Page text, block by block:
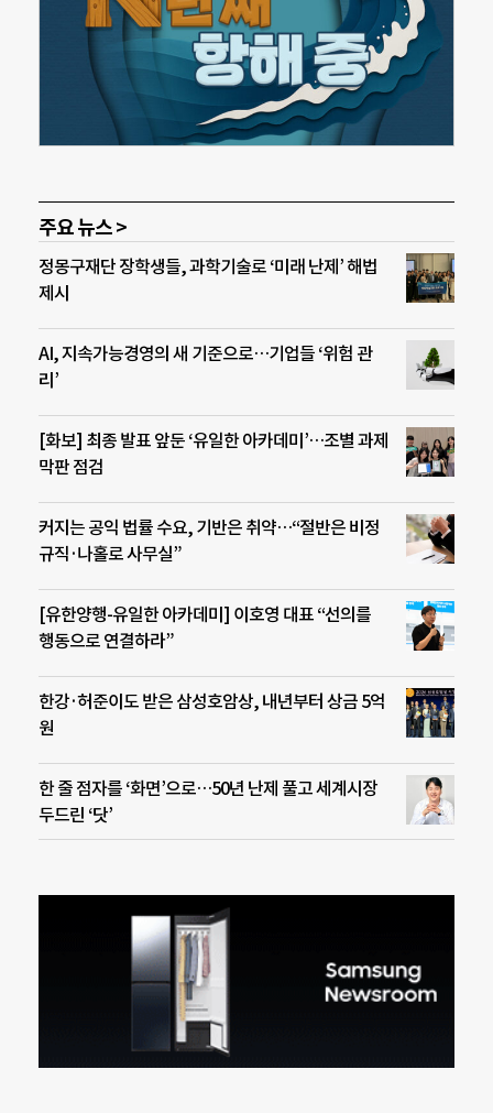
주요 뉴스 >
정몽구재단 장학생들, 과학기술로 ‘미래 난제’ 해법
제시
AI, 지속가능경영의 새 기준으로…기업들 ‘위험 관
리’
[화보] 최종 발표 앞둔 ‘유일한 아카데미’…조별 과제
막판 점검
커지는 공익 법률 수요, 기반은 취약…“절반은 비정
규직·나홀로 사무실”
[유한양행-유일한 아카데미] 이호영 대표 “선의를
행동으로 연결하라”
한강·허준이도 받은 삼성호암상, 내년부터 상금 5억
원
한 줄 점자를 ‘화면’으로…50년 난제 풀고 세계시장
두드린 ‘닷’